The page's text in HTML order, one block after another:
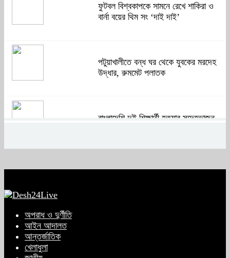
ফুটবল বিশ্বকাপকে সামনে রেখে শাকিরা ও
বার্না বয়ের থিম সং ‘দাই দাই’
পটুয়াখালীতে বন্ধ ঘর থেকে যুবকের মরদেহ
উদ্ধার, রুমমেট পলাতক
বাংলাদেশি দুই শিক্ষার্থী হত্যার সন্দেহভাজন
অপরাধ ও দুর্ণীতি
আইন আদালত
আন্তর্জাতিক
খেলাধুলা